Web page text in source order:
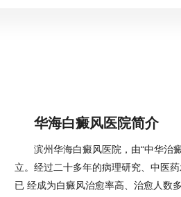
华海白癜风医院简介
滨州华海白癜风医院，由“中华治
立。经过二十多年的病理研究、中医
已 经成为白癜风治愈率高、治愈人数